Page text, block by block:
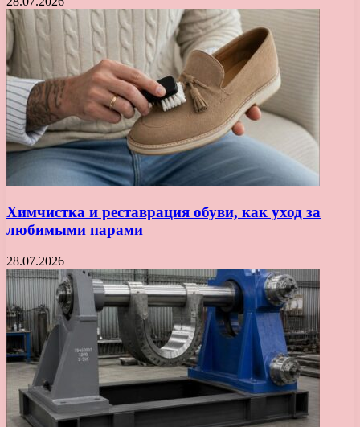
Химчистка и реставрация обуви, как уход за
любимыми парами
28.07.2026